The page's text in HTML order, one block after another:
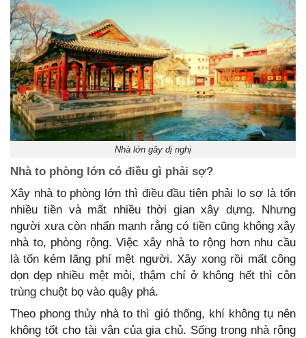
Nhà lớn gây dị nghị
Nhà to phòng lớn có điều gì phải sợ?
Xây nhà to phòng lớn thì điều đầu tiên phải lo sợ là tốn
nhiều tiền và mất nhiều thời gian xây dựng. Nhưng
người xưa còn nhấn mạnh rằng có tiền cũng không xây
nhà to, phòng rộng. Việc xây nhà to rộng hơn nhu cầu
là tốn kém lãng phí mệt người. Xây xong rồi mất công
dọn dẹp nhiều mệt mỏi, thậm chí ở không hết thì côn
trùng chuột bọ vào quậy phá.
Theo phong thủy nhà to thì gió thống, khí không tụ nên
không tốt cho tài vận của gia chủ. Sống trong nhà rộng